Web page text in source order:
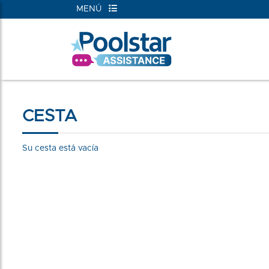
MENÚ
CESTA
Su cesta está vacía